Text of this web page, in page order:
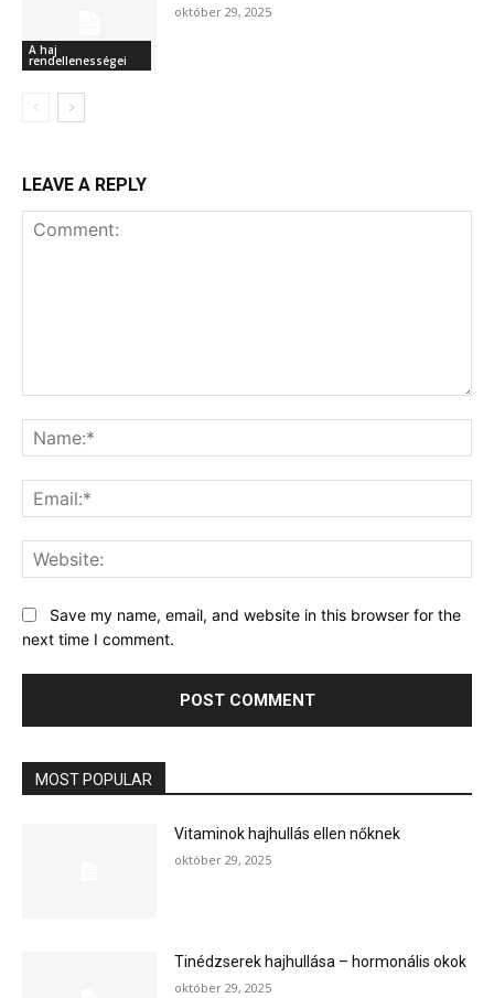
A haj
rendellenességei
október 29, 2025
LEAVE A REPLY
Save my name, email, and website in this browser for the
next time I comment.
MOST POPULAR
Vitaminok hajhullás ellen nőknek
október 29, 2025
Tinédzserek hajhullása – hormonális okok
október 29, 2025